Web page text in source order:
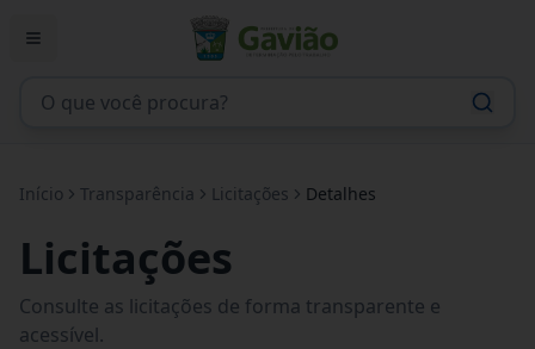
Início Transparência Licitações Detalhes
Licitações
Consulte as licitações de forma transparente e
acessível.